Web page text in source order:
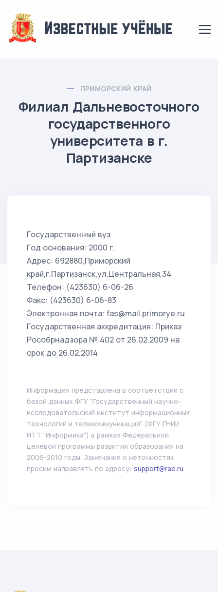
ПРИМОРСКИЙ КРАЙ
Филиал Дальневосточного
государственного
университета в г.
Партизанске
Государственный вуз
Год основания: 2000 г.
Адрес: 692880,Приморский
край,г.Партизанск,ул.Центральная,34
Телефон: (423630) 6-06-26
Факс: (423630) 6-06-83
Электронная почта: fas@mail.primorye.ru
Государственная аккредитация: Приказ
Рособрнадзора № 402 от 26.02.2009 на
срок до 26.02.2014
Информация представлена в соответствии с
базой данных ФГУ "Государственный научно-
исследовательский институт информационных
технологий и телекоммуникаций" (ФГУ ГНИИ
ИТТ "Информика") в рамках Федеральной
целевой программы развития образования на
2006-2010 годы. Замечания о неточностях
просим направлять по адресу: support@rae.ru